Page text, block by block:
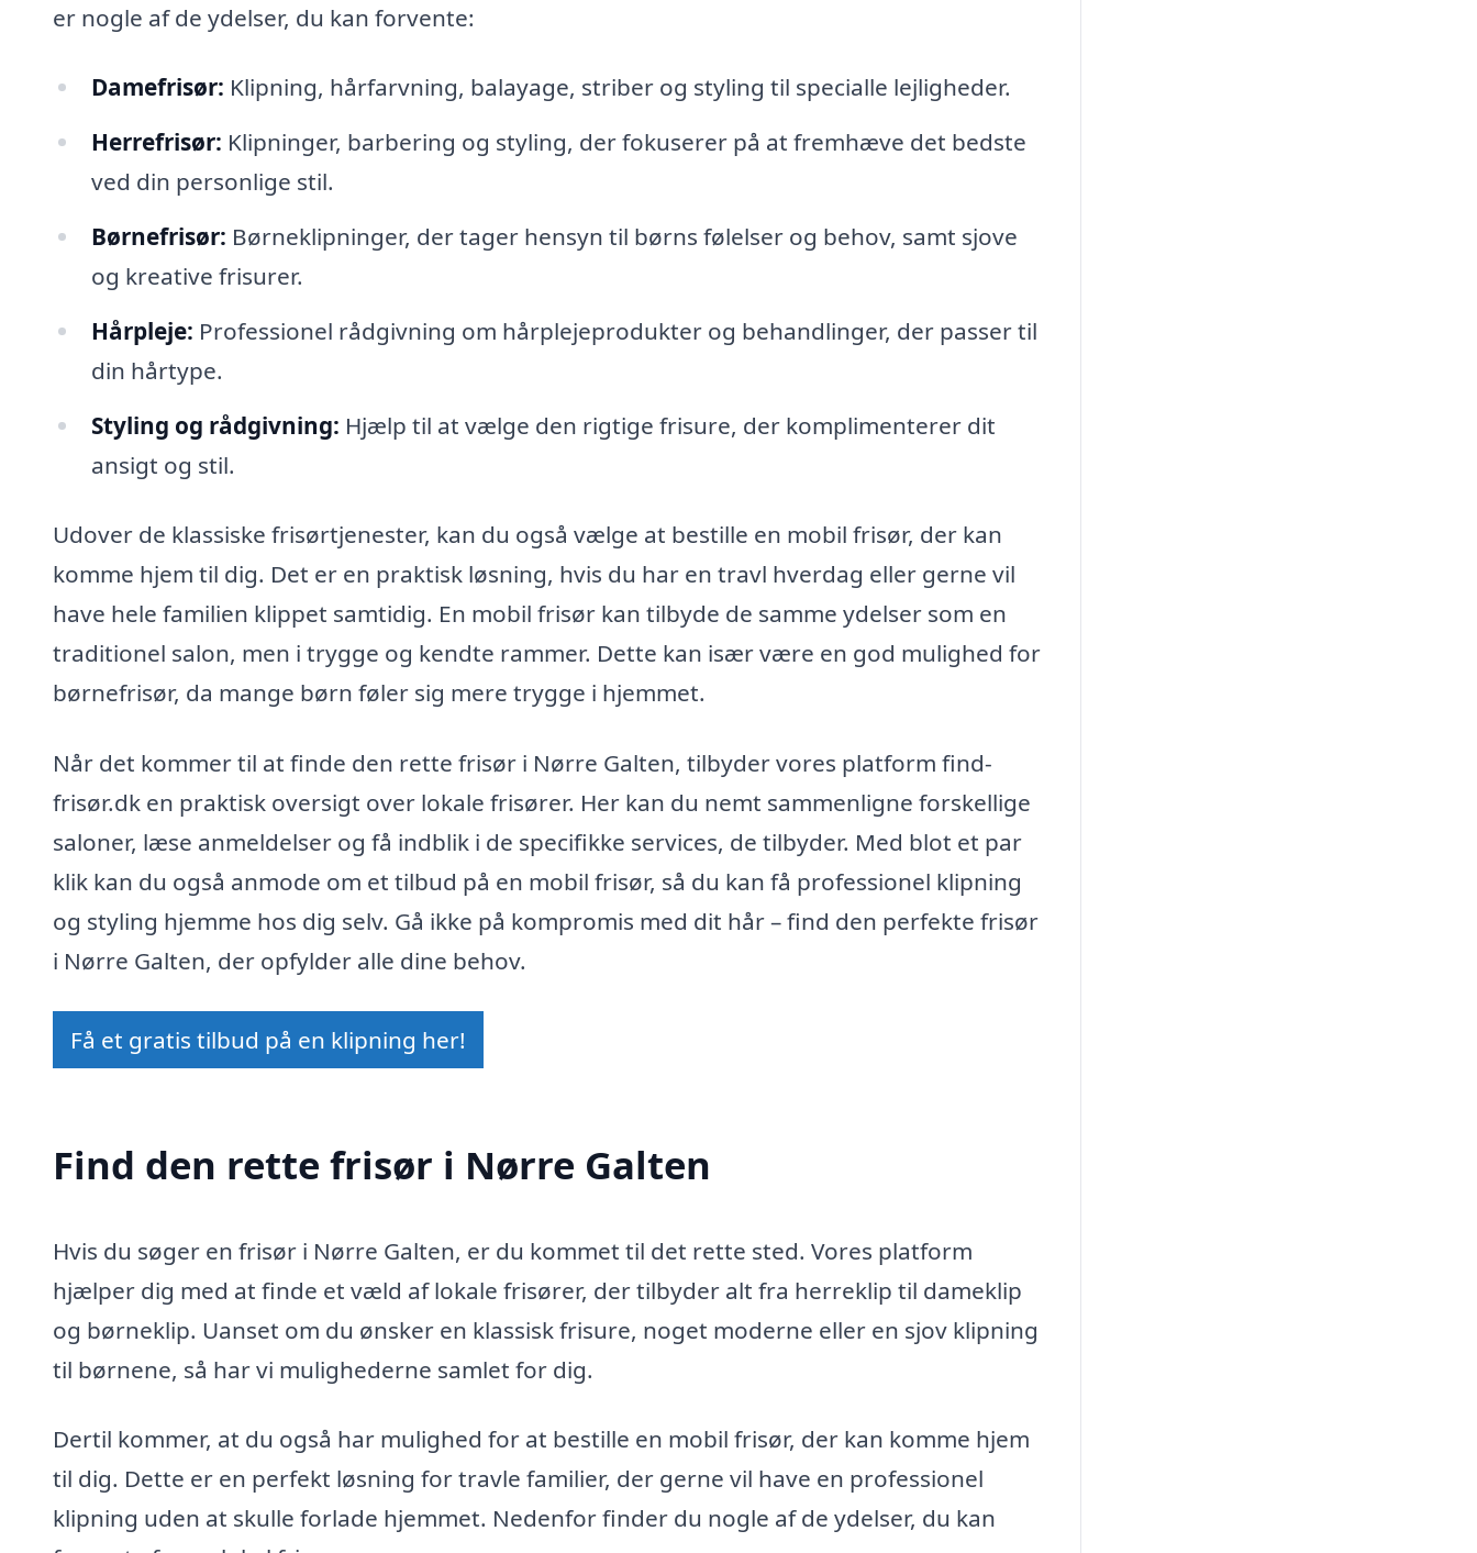
er nogle af de ydelser, du kan forvente:
Damefrisør: Klipning, hårfarvning, balayage, striber og styling til specialle lejligheder.
Herrefrisør: Klipninger, barbering og styling, der fokuserer på at fremhæve det bedste
ved din personlige stil.
Børnefrisør: Børneklipninger, der tager hensyn til børns følelser og behov, samt sjove
og kreative frisurer.
Hårpleje: Professionel rådgivning om hårplejeprodukter og behandlinger, der passer til
din hårtype.
Styling og rådgivning: Hjælp til at vælge den rigtige frisure, der komplimenterer dit
ansigt og stil.
Udover de klassiske frisørtjenester, kan du også vælge at bestille en mobil frisør, der kan
komme hjem til dig. Det er en praktisk løsning, hvis du har en travl hverdag eller gerne vil
have hele familien klippet samtidig. En mobil frisør kan tilbyde de samme ydelser som en
traditionel salon, men i trygge og kendte rammer. Dette kan især være en god mulighed for
børnefrisør, da mange børn føler sig mere trygge i hjemmet.
Når det kommer til at finde den rette frisør i Nørre Galten, tilbyder vores platform find-
frisør.dk en praktisk oversigt over lokale frisører. Her kan du nemt sammenligne forskellige
saloner, læse anmeldelser og få indblik i de specifikke services, de tilbyder. Med blot et par
klik kan du også anmode om et tilbud på en mobil frisør, så du kan få professionel klipning
og styling hjemme hos dig selv. Gå ikke på kompromis med dit hår – find den perfekte frisør
i Nørre Galten, der opfylder alle dine behov.
Få et gratis tilbud på en klipning her!
Find den rette frisør i Nørre Galten
Hvis du søger en frisør i Nørre Galten, er du kommet til det rette sted. Vores platform
hjælper dig med at finde et væld af lokale frisører, der tilbyder alt fra herreklip til dameklip
og børneklip. Uanset om du ønsker en klassisk frisure, noget moderne eller en sjov klipning
til børnene, så har vi mulighederne samlet for dig.
Dertil kommer, at du også har mulighed for at bestille en mobil frisør, der kan komme hjem
til dig. Dette er en perfekt løsning for travle familier, der gerne vil have en professionel
klipning uden at skulle forlade hjemmet. Nedenfor finder du nogle af de ydelser, du kan